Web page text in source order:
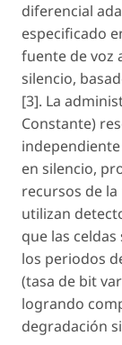
diferencial
especificado
fuente de voz
silencio,
[3]. La
Constante)
en silencio,
recursos de
utilizan
que las
los periodos
(tasa de bit
logrando
degradación